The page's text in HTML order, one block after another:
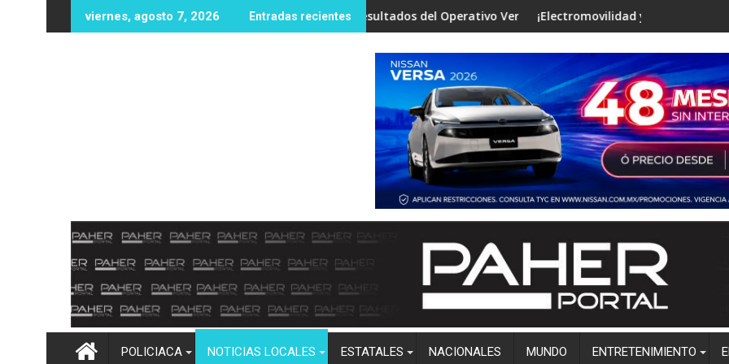
al
viernes, agosto 7, 2026 Entradas recientes
sin vida en zona rural de Mocorito; autoridades realizan las investigaciones
Destacan buenos resultados del Operativo Verano Seguro en mesa de Construcción de Paz,
¡Electromovilidad y tecnología de punta!
POLICIACA NOTICIAS LOCALES ESTATALES NACIONALES MUNDO ENTRETENIMIENTO